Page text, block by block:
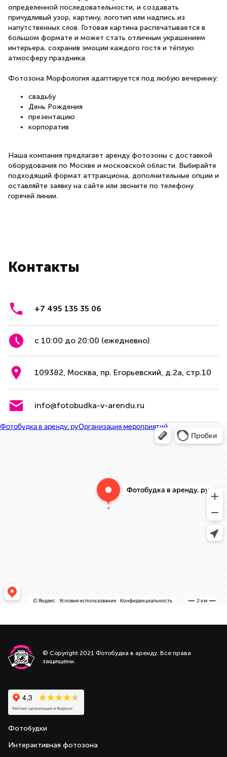
определенной последовательности, и создавать
причудливый узор, картину, логотип или надпись из
напутственных слов. Готовая картина распечатывается в
большом формате и может стать отличным украшением
интерьера, сохранив эмоции каждого гостя и тёплую
атмосферу праздника.
Фотозона Морфология адаптируется под любую вечеринку:
свадьбу
День Рождения
презентацию
корпоратив
Наша компания предлагает аренду фотозоны с доставкой
оборудования по Москве и московской области. Выбирайте
подходящий формат аттракциона, дополнительные опции и
оставляйте заявку на сайте или звоните по телефону
горячей линии.
Контакты
+7 495 135 35 06
с 10:00 до 20:00 (ежедневно)
109382, Москва, пр. Егорьевский, д.2а, стр.10
info@fotobudka-v-arendu.ru
© Copyright 2021 Фотобудка в аренду. Все права
защищены.
Фотобудки
Интерактивная фотозона